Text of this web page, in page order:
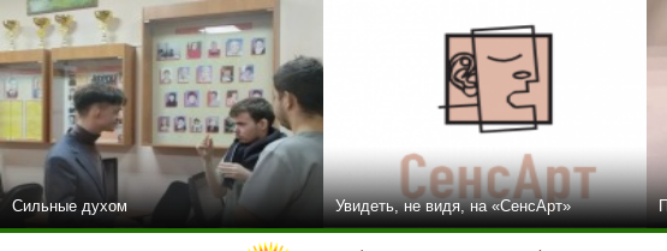
Сильные духом Увидеть, не видя, на «СенсАрт»